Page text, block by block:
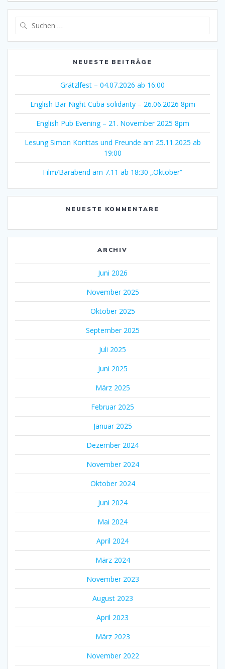
NEUESTE BEITRÄGE
Grätzlfest – 04.07.2026 ab 16:00
English Bar Night Cuba solidarity – 26.06.2026 8pm
English Pub Evening – 21. November 2025 8pm
Lesung Simon Konttas und Freunde am 25.11.2025 ab
19:00
Film/Barabend am 7.11 ab 18:30 „Oktober“
NEUESTE KOMMENTARE
ARCHIV
Juni 2026
November 2025
Oktober 2025
September 2025
Juli 2025
Juni 2025
März 2025
Februar 2025
Januar 2025
Dezember 2024
November 2024
Oktober 2024
Juni 2024
Mai 2024
April 2024
März 2024
November 2023
August 2023
April 2023
März 2023
November 2022